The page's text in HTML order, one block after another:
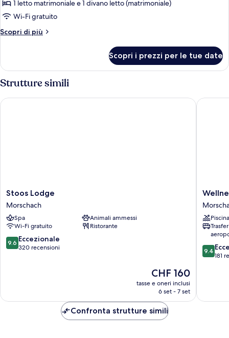
Balcony
in
th)
Double
Room
Balcony
Camera
Standard,
1
con
letto
(Standard
1 letto matrimoniale e 1 divano letto (matrimoniale)
Wi-Fi gratuito
Scopri di più
Altri
Standard,
letto
con
Scopri i prezzi per le tue date
Strutture simili
Stoos
Lodge
Morschach
Stoos Lodge
Morschach
Spa
Animali ammessi
Wi-Fi gratuito
Ristorante
9.6
su
9.6 Eccezionale
320 recensioni
Il
prezzo
attuale
CHF 160
CHF 160
tasse e oneri inclusi
6 set - 7 set
Stoos Lodge
Hotel
Stoos
Piscina
9.4
su
9.4
181
Confronta strutture simili